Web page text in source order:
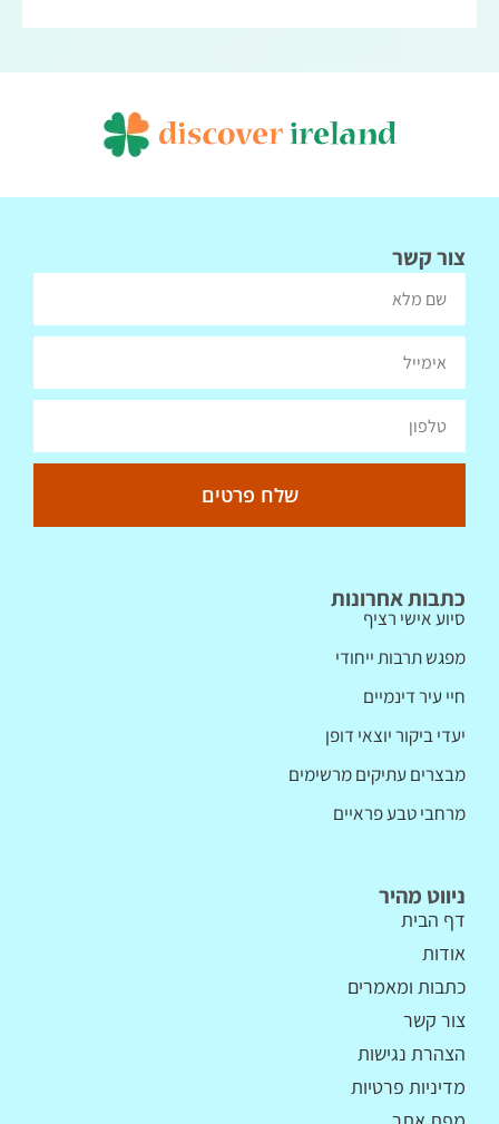
צור קשר
שלח פרטים
ניווט מהיר
דף הבית
אודות
כתבות ומאמרים
צור קשר
הצהרת נגישות
מדיניות פרטיות
כתבות אחרונות
סיוע אישי רציף
מפגש תרבות ייחודי
חיי עיר דינמיים
יעדי ביקור יוצאי דופן
מבצרים עתיקים מרשימים
מרחבי טבע פראיים